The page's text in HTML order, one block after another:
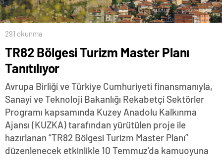
291 okunma
TR82 Bölgesi Turizm Master Planı
Tanıtılıyor
Avrupa Birliği ve Türkiye Cumhuriyeti finansmanıyla,
Sanayi ve Teknoloji Bakanlığı Rekabetçi Sektörler
Programı kapsamında Kuzey Anadolu Kalkınma
Ajansı (KUZKA) tarafından yürütülen proje ile
hazırlanan “TR82 Bölgesi Turizm Master Planı”
düzenlenecek etkinlikle 10 Temmuz’da kamuoyuna